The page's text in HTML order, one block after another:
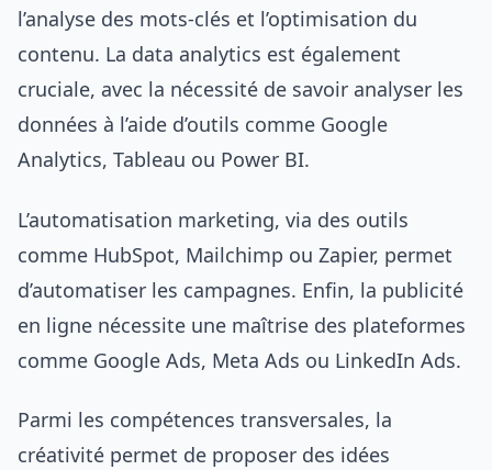
l’analyse des mots-clés et l’optimisation du
contenu. La data analytics est également
cruciale, avec la nécessité de savoir analyser les
données à l’aide d’outils comme Google
Analytics, Tableau ou Power BI.
L’automatisation marketing, via des outils
comme HubSpot, Mailchimp ou Zapier, permet
d’automatiser les campagnes. Enfin, la publicité
en ligne nécessite une maîtrise des plateformes
comme Google Ads, Meta Ads ou LinkedIn Ads.
Parmi les compétences transversales, la
créativité permet de proposer des idées